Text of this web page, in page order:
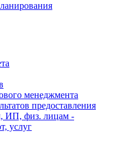
менеджмента
предоставления
ИП, физ. лицам -
услуг